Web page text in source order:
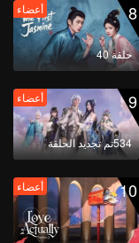
8
حلقة 40
أعضاء
9
534تم تجديد الحلقة
أعضاء
10 أعضاء